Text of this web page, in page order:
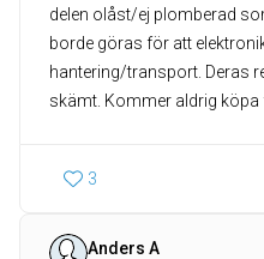
delen olåst/ej plomberad
borde göras för att
hantering/transport. Deras
skämt. Kommer aldrig
3
Anders A